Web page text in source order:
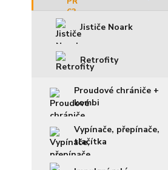
Jističe Noark
Retrofity
Proudové chrániče +
kombi
Vypínače, přepínače,
tlačítka